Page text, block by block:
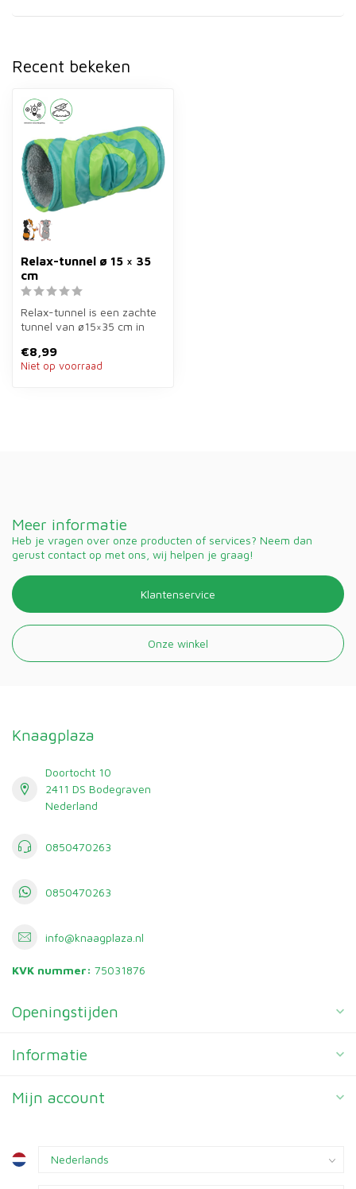
Recent bekeken
Relax-tunnel ø 15 × 35
cm
Relax-tunnel is een zachte
tunnel van ø15×35 cm in
cavia's ...
€8,99
Niet op voorraad
Meer informatie
Heb je vragen over onze producten of services? Neem dan
gerust contact op met ons, wij helpen je graag!
Klantenservice
Onze winkel
Knaagplaza
Doortocht 10
2411 DS Bodegraven
Nederland
0850470263
0850470263
info@knaagplaza.nl
KVK nummer: 75031876
Openingstijden
Informatie
Mijn account